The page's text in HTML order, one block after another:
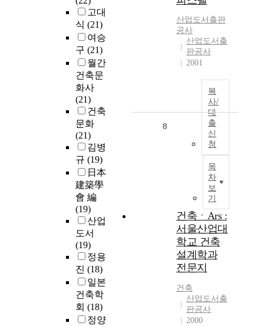
고대
식 (21)
여승
구 (21)
월간
건축문
화사
(21)
건축
문화
(21)
김병
규 (19)
日本
建築學
會 編
(19)
산업
도서
(19)
정용
진 (18)
일본
건축학
회 (18)
정양
산업도서출판
공사
산업도서출
판공사
2001
복
사/
대
출
신
청
목
차
보
기
8
건축ㆍArs :
서울산업대
학교 건축
설계학과
전문지
건축
산업도서출
판공사
2000